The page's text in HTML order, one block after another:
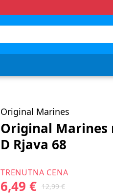
Original Marines
Original Marines
D Rjava 68
TRENUTNA CENA
6,49 € 12,99 €